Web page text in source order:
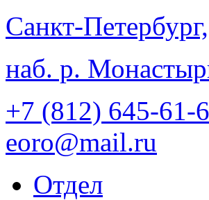
Санкт-Петербург,
наб. р.
+7 (812) 645-61-
eoro@mail.ru
Отдел